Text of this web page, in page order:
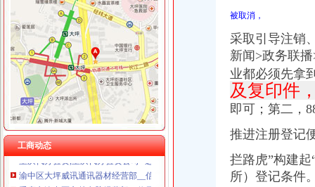
工商动态
渝中区公司注销
重庆公司注册营业执照办理快速出证地址挂靠【今日推荐网-重庆工商/
重庆三峡水利电力(集团)股份有限公司公告(系列)|公司|股东大会|
重庆子钦财务咨询有限公司|重庆子钦财务咨询有限公司网站
重庆工商代办_重庆代理记账_重庆公司注册-重庆橙柚青工商咨询有限
《营业执照注销流程》_优秀范文十篇
永川天意面厂等28家企业食品生产许可证被注销_中国质量新闻网
工商年检相关_批发价格_厂家_图片_勤加缘网
重庆代办验资,重庆代办验资公司--选择重庆浩业工商不后悔
渝中区大坪威讯通讯器材经营部__信用档案_信用报告_信用怎么
重庆市渝中区方越电脑经营部__信用档案_信用报告_信用怎么样
重庆公司-3721商机网
被取消，
采取引导注销
新闻>政务联
业都必须先拿
及复印件
即可；第二，
推进注册登记
拦路虎”构建
所）登记条件